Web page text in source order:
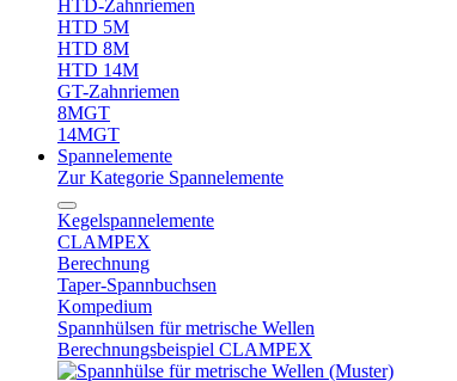
HTD-Zahnriemen
HTD 5M
HTD 8M
HTD 14M
GT-Zahnriemen
8MGT
14MGT
Spannelemente
Zur Kategorie Spannelemente
Kegelspannelemente
CLAMPEX
Berechnung
Taper-Spannbuchsen
Kompedium
Spannhülsen für metrische Wellen
Berechnungsbeispiel CLAMPEX